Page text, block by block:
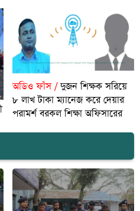
অডিও ফাঁস /দুজন শিক্ষক সরিয়ে
৮ লাখ টাকা ম্যানেজ করে দেয়ার
পরামর্শ বরকল শিক্ষা অফিসারের